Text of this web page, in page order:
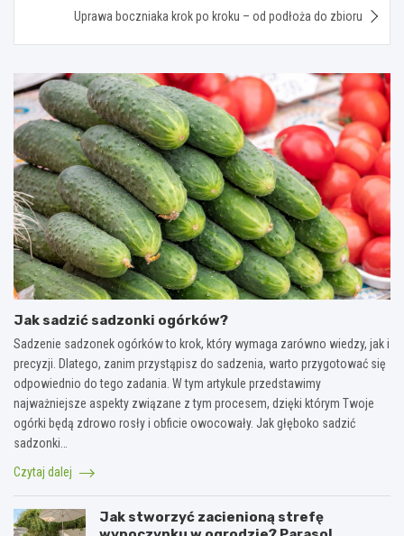
Uprawa boczniaka krok po kroku – od podłoża do zbioru
Jak sadzić sadzonki ogórków?
Sadzenie sadzonek ogórków to krok, który wymaga zarówno wiedzy, jak i
precyzji. Dlatego, zanim przystąpisz do sadzenia, warto przygotować się
odpowiednio do tego zadania. W tym artykule przedstawimy
najważniejsze aspekty związane z tym procesem, dzięki którym Twoje
ogórki będą zdrowo rosły i obficie owocowały. Jak głęboko sadzić
sadzonki…
Czytaj dalej
Jak stworzyć zacienioną strefę